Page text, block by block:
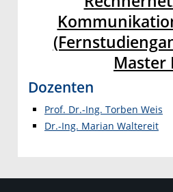
Master
Dozenten
Prof. Dr.-Ing. Torben Weis
Dr.-Ing. Marian Waltereit